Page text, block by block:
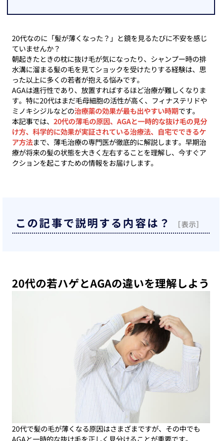
20代なのに「髪が薄くなった？」と鏡を見るたびに不安を感じ
ていませんか？
朝起きたときの枕に抜け毛が気になったり、シャンプー時の排
水溝に溜まる髪の毛を見てショックを受けたりする経験は、思
った以上に多くの若者が抱える悩みです。
AGAは進行性であり、放置すればするほど治療が難しくなりま
す。特に20代はまだ毛母細胞の活性が高く、フィナステリドや
ミノキシジルなどの治療薬の効果が最も出やすい時期です。
本記事では、 20代の薄毛の原因、AGAと一時的な抜け毛の見分
け方、科学的に効果が実証されている治療法、自宅でできるケ
ア方法まで、薄毛治療の専門医が徹底的に解説します。早期治
療が将来の髪の状態を大きく左右することを理解し、今すぐア
クションを起こすための情報をお届けします。
この記事で説明する内容は？
20代の若ハゲとAGAの違いを理解しよう
20代で髪の毛が薄くなる原因はさまざまですが、その中でも
AGAと一時的な抜け毛を正しく見分けることが重要です。